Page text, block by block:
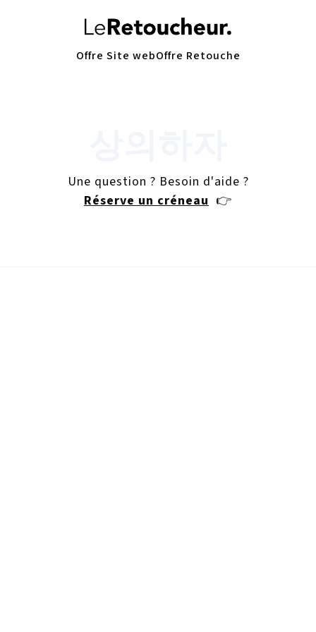
Offre Site webOffre Retouche
Une question ? Besoin d'aide ?
Réserve un créneau 👉